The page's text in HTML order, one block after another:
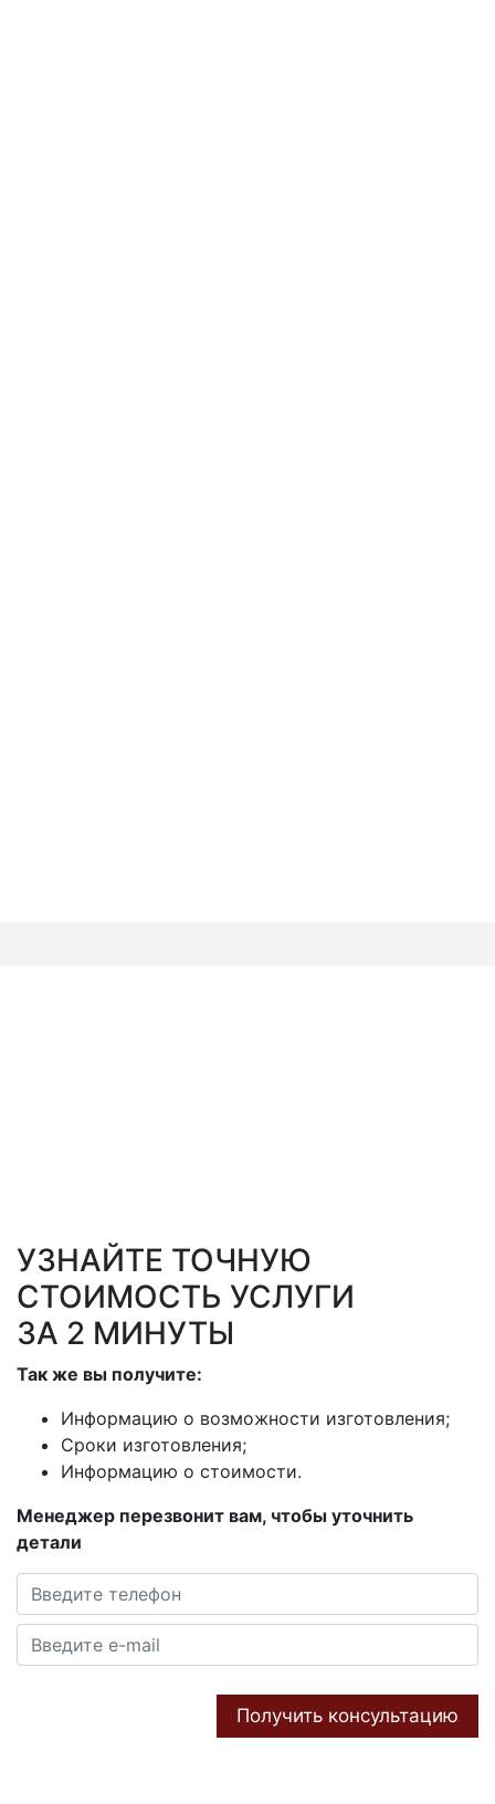
УЗНАЙТЕ ТОЧНУЮ
СТОИМОСТЬ УСЛУГИ
ЗА 2 МИНУТЫ
Так же вы получите:
Информацию о возможности изготовления;
Сроки изготовления;
Информацию о стоимости.
Менеджер перезвонит вам, чтобы уточнить
детали
Получить консультацию